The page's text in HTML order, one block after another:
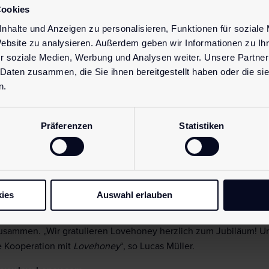
und Anzeigen zu personalisieren, Funktionen für soziale
zu analysieren. Außerdem geben wir Informationen zu
soziale Medien, Werbung und Analysen weiter. Unsere
zusammen, die Sie ihnen bereitgestellt haben oder die
Präferenzen Statistiken
Auswahl erlauben
Key Account Manager Lucas Müller und Head of Global
auszutauschen sowie im Anschluss gemeinsam 15
die Presse eingeladen.
Joanne Hunt, PR & Communications Manager bei
Marketing, Social Media, PR und Sales aus. „Wir
in unserem Head Office in Bath begrüßen zu dürfen
und gemeinsam auf unser Jubiläum anstoßen zu
„Wir gratulieren Lovehoney herzlich zum Jubiläum!
Kooperation mit Lovehoney“, so Lucas Müller.